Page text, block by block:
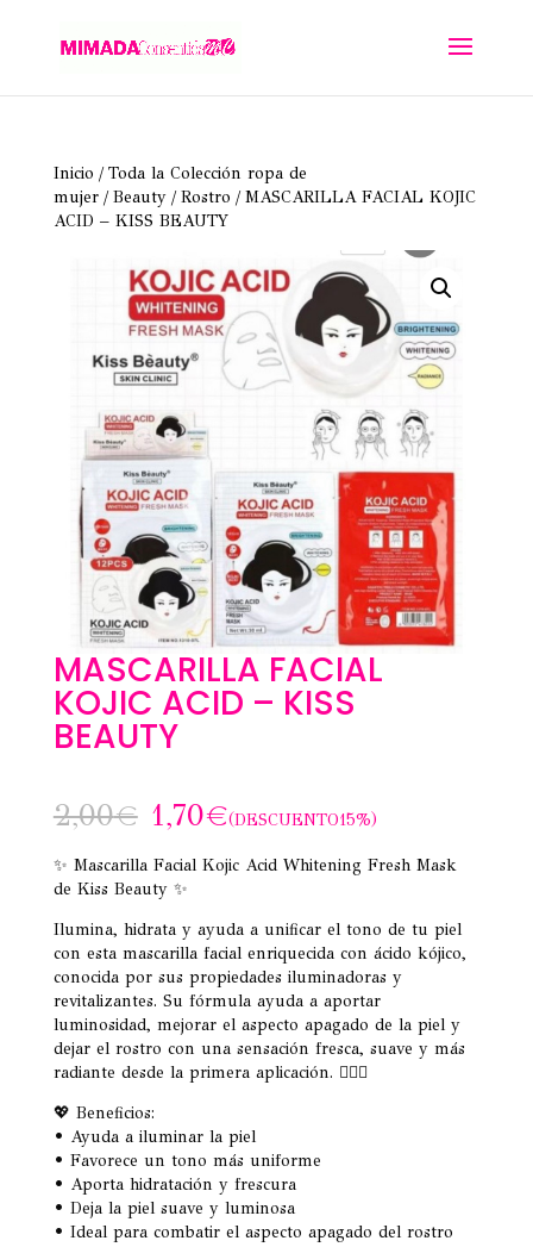
Inicio /Toda la Colección ropa de
mujer/Beauty/Rostro / MASCARILLA FACIAL KOJIC
ACID – KISS BEAUTY
MASCARILLA FACIAL
KOJIC ACID – KISS
BEAUTY
2,00€ 1,70€(DESCUENTO15%)
✨ Mascarilla Facial Kojic Acid Whitening Fresh Mask
de Kiss Beauty ✨
Ilumina, hidrata y ayuda a unificar el tono de tu piel
con esta mascarilla facial enriquecida con ácido kójico,
conocida por sus propiedades iluminadoras y
revitalizantes. Su fórmula ayuda a aportar
luminosidad, mejorar el aspecto apagado de la piel y
dejar el rostro con una sensación fresca, suave y más
radiante desde la primera aplicación. 💆🏻‍♀️
💖 Beneficios:
• Ayuda a iluminar la piel
• Favorece un tono más uniforme
• Aporta hidratación y frescura
• Deja la piel suave y luminosa
• Ideal para combatir el aspecto apagado del rostro